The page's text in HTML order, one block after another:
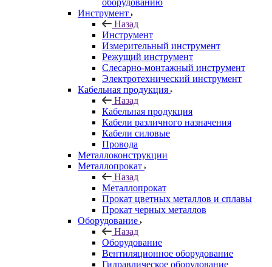
оборудованию
Инструмент
Назад
Инструмент
Измерительный инструмент
Режущий инструмент
Слесарно-монтажный инструмент
Электротехнический инструмент
Кабельная продукция
Назад
Кабельная продукция
Кабели различного назначения
Кабели силовые
Провода
Металлоконструкции
Металлопрокат
Назад
Металлопрокат
Прокат цветных металлов и сплавы
Прокат черных металлов
Оборудование
Назад
Оборудование
Вентиляционное оборудование
Гидравлическое оборудование